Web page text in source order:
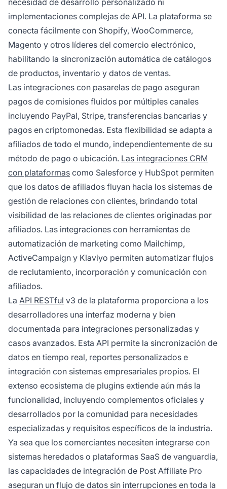
implementaciones complejas de API. La plataforma se
conecta fácilmente con Shopify, WooCommerce,
Magento y otros líderes del comercio electrónico,
habilitando la sincronización automática de catálogos
de productos, inventario y datos de ventas.
Las integraciones con pasarelas de pago aseguran
pagos de comisiones fluidos por múltiples canales
incluyendo PayPal, Stripe, transferencias bancarias y
pagos en criptomonedas. Esta flexibilidad se adapta a
afiliados de todo el mundo, independientemente de su
método de pago o ubicación. Las integraciones CRM
con plataformas como Salesforce y HubSpot permiten
que los datos de afiliados fluyan hacia los sistemas de
gestión de relaciones con clientes, brindando total
visibilidad de las relaciones de clientes originadas por
afiliados. Las integraciones con herramientas de
automatización de marketing como Mailchimp,
ActiveCampaign y Klaviyo permiten automatizar flujos
de reclutamiento, incorporación y comunicación con
afiliados.
La API RESTful v3 de la plataforma proporciona a los
desarrolladores una interfaz moderna y bien
documentada para integraciones personalizadas y
casos avanzados. Esta API permite la sincronización de
datos en tiempo real, reportes personalizados e
integración con sistemas empresariales propios. El
extenso ecosistema de plugins extiende aún más la
funcionalidad, incluyendo complementos oficiales y
desarrollados por la comunidad para necesidades
especializadas y requisitos específicos de la industria.
Ya sea que los comerciantes necesiten integrarse con
sistemas heredados o plataformas SaaS de vanguardia,
las capacidades de integración de Post Affiliate Pro
aseguran un flujo de datos sin interrupciones en toda la